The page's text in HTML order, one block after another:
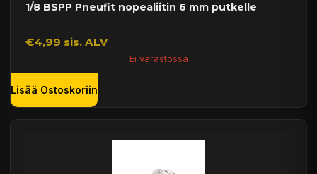
1/8 BSPP Pneufit nopealiitin 6 mm putkelle
€4,99 sis. ALV
Ei varastossa
Lisää Ostoskoriin